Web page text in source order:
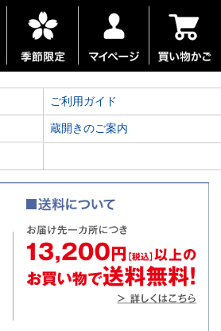
ご利用ガイド
蔵開きのご案内